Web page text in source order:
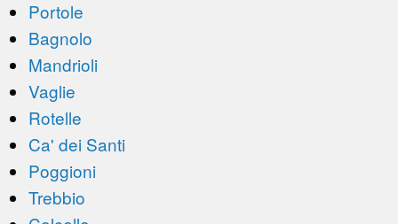
Portole
Bagnolo
Mandrioli
Vaglie
Rotelle
Ca' dei Santi
Poggioni
Trebbio